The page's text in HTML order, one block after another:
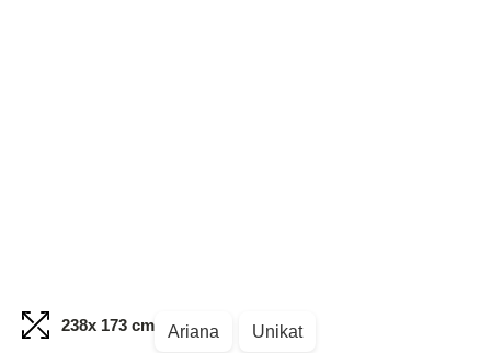
238x 173 cm Ariana Unikat